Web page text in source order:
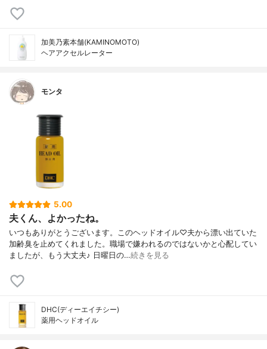
加美乃素本舗(KAMINOMOTO)
ヘアアクセルレーター
モンタ
5.00
夫くん、よかったね。
いつもありがとうございます。このヘッドオイル♡夫から漂い出ていた
加齢臭を止めてくれました。職場で嫌われるのではないかと心配してい
ましたが、もう大丈夫♪ 日曜日の…続きを見る
DHC(ディーエイチシー)
薬用ヘッドオイル